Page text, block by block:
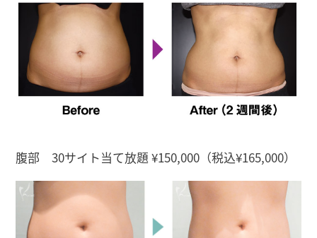
腹部 30サイト当て放題 ¥150,000（税込¥165,000）